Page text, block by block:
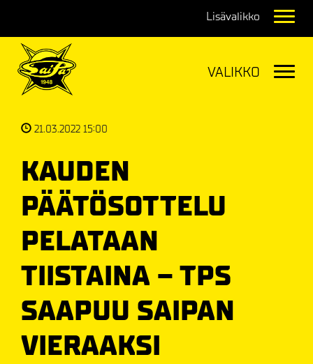
21.03.2022 15:00
KAUDEN
PÄÄTÖSOTTELU
PELATAAN
TIISTAINA – TPS
SAAPUU SAIPAN
VIERAAKSI